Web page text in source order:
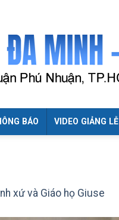
BÁO VIDEO GIẢNG LỄ
xứ và Giáo họ Giuse